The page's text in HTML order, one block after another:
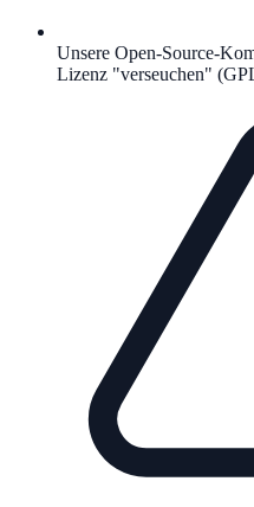
Unsere Open-Source-
Lizenz "verseuchen"